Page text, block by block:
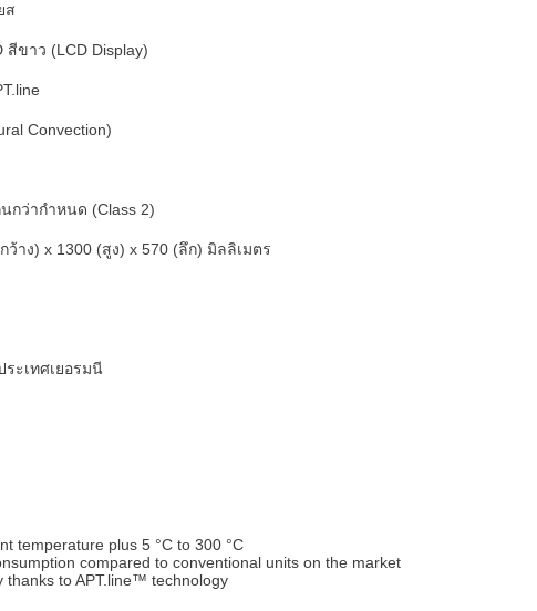
ส
ขาว (LCD Display)
Convection)
กว่ากำหนด (Class 2)
าง) x 1300 (สูง) x 570 (ลึก) มิลลิเมตร
ะเทศเยอรมนี
temperature plus 5 °C to 300 °C
compared to conventional units on the market
thanks to APT.line™ technology